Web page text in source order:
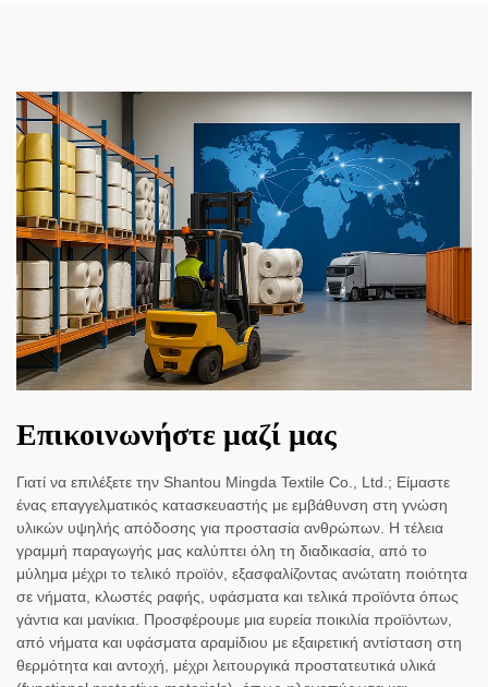
Επικοινωνήστε μαζί μας
Γιατί να επιλέξετε την Shantou Mingda Textile Co., Ltd.; Είμαστε
ένας επαγγελματικός κατασκευαστής με εμβάθυνση στη γνώση
υλικών υψηλής απόδοσης για προστασία ανθρώπων. Η τέλεια
γραμμή παραγωγής μας καλύπτει όλη τη διαδικασία, από το
μύλημα μέχρι το τελικό προϊόν, εξασφαλίζοντας ανώτατη ποιότητα
σε νήματα, κλωστές ραφής, υφάσματα και τελικά προϊόντα όπως
γάντια και μανίκια. Προσφέρουμε μια ευρεία ποικιλία προϊόντων,
από νήματα και υφάσματα αραμίδιου με εξαιρετική αντίσταση στη
θερμότητα και αντοχή, μέχρι λειτουργικά προστατευτικά υλικά